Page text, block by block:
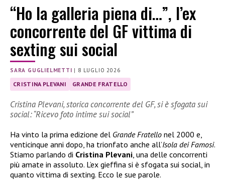
“Ho la galleria piena di…”, l’ex
concorrente del GF vittima di
sexting sui social
SARA GUGLIELMETTI | 8 LUGLIO 2026
CRISTINA PLEVANI GRANDE FRATELLO
Cristina Plevani, storica concorrente del GF, si è sfogata sui
social: “Ricevo foto intime sui social”
Ha vinto la prima edizione del Grande Fratello nel 2000 e,
venticinque anni dopo, ha trionfato anche all’Isola dei Famosi.
Stiamo parlando di Cristina Plevani , una delle concorrenti
più amate in assoluto. L’ex gieffina si è sfogata sui social, in
quanto vittima di sexting. Ecco le sue parole.